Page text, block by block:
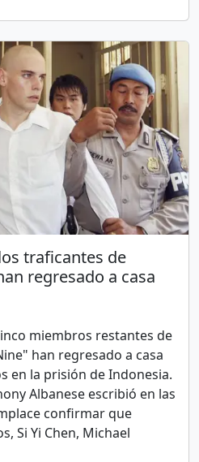
traficantes de
regresado a casa
miembros restantes de
han regresado a casa
en la prisión de Indonesia.
Albanese escribió en las
confirmar que
Si Yi Chen, Michael